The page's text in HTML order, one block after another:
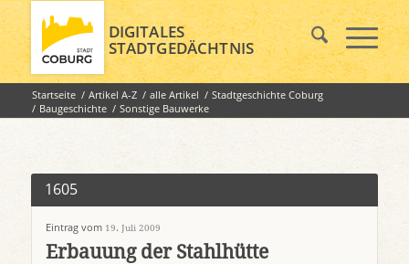
DIGITALES
STADTGEDÄCHTNIS
Startseite / Artikel A-Z / alle Artikel / Stadtgeschichte Coburg
/ Baugeschichte / Sonstige Bauwerke
1605
Eintrag vom 19. Juli 2009
Erbauung der Stahlhütte